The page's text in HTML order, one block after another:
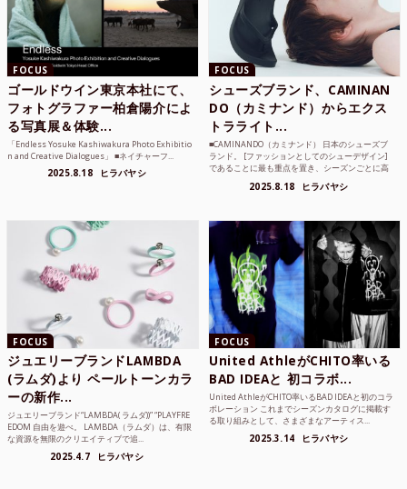
FOCUS
ゴールドウイン東京本社にて、
フォトグラファー柏倉陽介によ
る写真展＆体験...
「Endless Yosuke Kashiwakura Photo Exhibitio
n and Creative Dialogues」 ■ネイチャーフ...
2025.8.18 ヒラバヤシ
FOCUS
シューズブランド、CAMINAN
DO（カミナンド）からエクス
トラライト...
■CAMINANDO（カミナンド） 日本のシューズブ
ランド。 [ファッションとしてのシューデザイン]
であることに最も重点を置き、シーズンごとに高
2025.8.18 ヒラバヤシ
FOCUS
ジュエリーブランドLAMBDA
(ラムダ)より ペールトーンカラ
ーの新作...
ジュエリーブランド“LAMBDA( ラムダ))” “PLAYFRE
EDOM 自由を遊べ。 LAMBDA（ラムダ）は、有限
な資源を無限のクリエイティブで追...
2025.4.7 ヒラバヤシ
FOCUS
United AthleがCHITO率いる
BAD IDEAと 初コラボ...
United AthleがCHITO率いるBAD IDEAと初のコラ
ボレーション これまでシーズンカタログに掲載す
る取り組みとして、さまざまなアーティス...
2025.3.14 ヒラバヤシ